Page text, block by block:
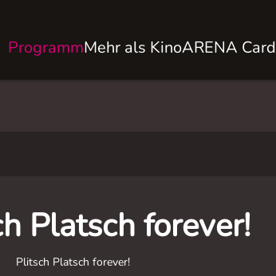
ProgrammMehr als KinoARENA Card
Platsch forever!
Plitsch Platsch forever!